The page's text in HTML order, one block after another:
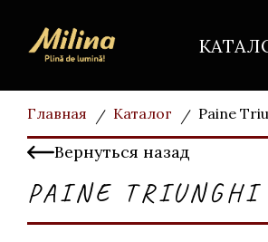
Главная Каталог Paine
Вернуться назад
PAINE TRIUNGHI